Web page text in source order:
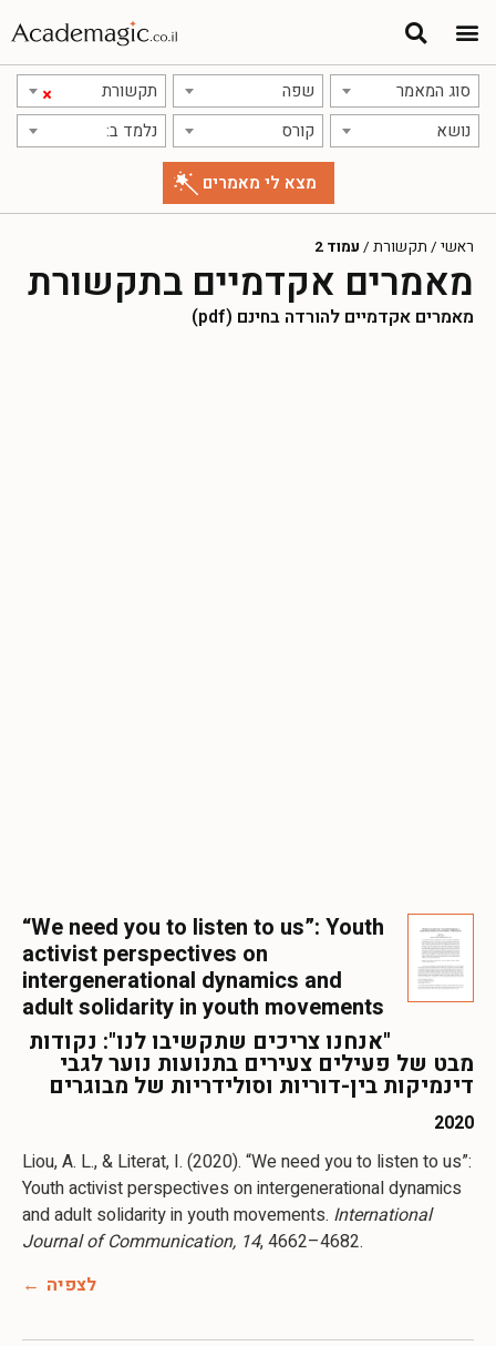
סוג המאמר שפה ×
תקשורת
נושא
קורס נלמד ב:
ראשי / תקשורת / עמוד 2
מאמרים אקדמיים בתקשורת
מאמרים אקדמיים להורדה בחינם (pdf)
“We need you to listen to us”: Youth
activist perspectives on
intergenerational dynamics and
adult solidarity in youth movements
"אנחנו צריכים שתקשיבו לנו": נקודות
מבט של פעילים צעירים בתנועות נוער לגבי
דינמיקות בין-דוריות וסולידריות של מבוגרים
2020
Liou, A. L., & Literat, I. (2020). “We need you to listen to us”:
Youth activist perspectives on intergenerational dynamics
and adult solidarity in youth movements. International
Journal of Communication, 14
לצפיה